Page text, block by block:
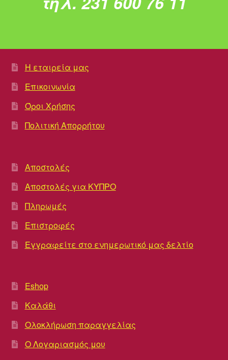
Η εταιρεία μας
Επικοινωνία
Όροι Χρήσης
Πολιτική Απορρήτου
Αποστολές
Αποστολές για ΚΥΠΡΟ
Πληρωμές
Επιστροφές
Εγγραφείτε στο ενημερωτικό μας δελτίο
Eshop
Καλάθι
Ολοκλήρωση παραγγελίας
Ο Λογαριασμός μου